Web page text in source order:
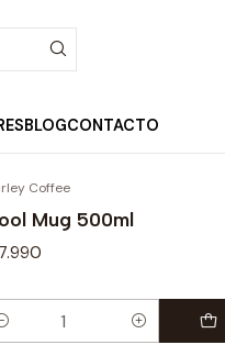
BLOGCONTACTO
Coffee
Mug 500ml